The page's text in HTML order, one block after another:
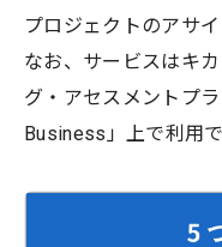
プロジェクトのアサ
なお、サービスはキ
グ・アセスメントプ
Business」上で利用で